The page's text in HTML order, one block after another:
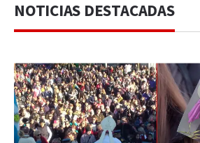
NOTICIAS DESTACADAS